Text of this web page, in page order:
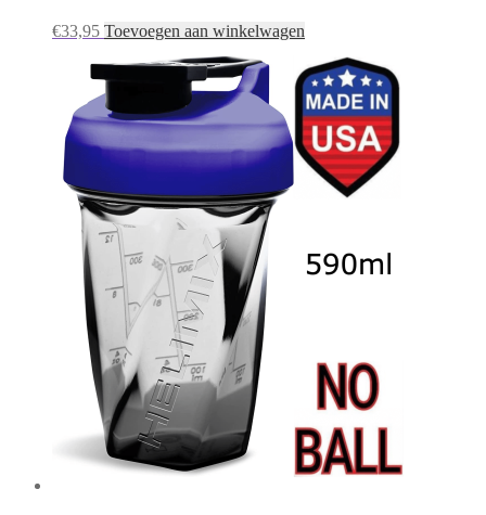
€33,95 Toevoegen aan winkelwagen